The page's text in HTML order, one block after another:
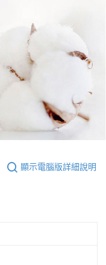
顯示電腦版詳細說明